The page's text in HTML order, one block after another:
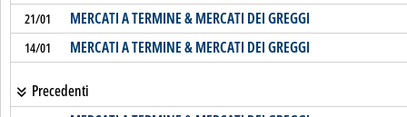
21/01 MERCATI A TERMINE & MERCATI DEI GREGGI
14/01 MERCATI A TERMINE & MERCATI DEI GREGGI
Precedenti